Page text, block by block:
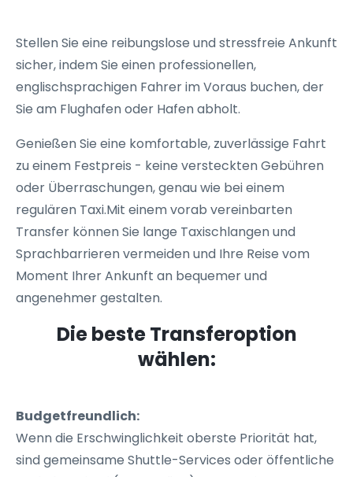
Stellen Sie eine reibungslose und stressfreie Ankunft
sicher, indem Sie einen professionellen,
englischsprachigen Fahrer im Voraus buchen, der
Sie am Flughafen oder Hafen abholt.
Genießen Sie eine komfortable, zuverlässige Fahrt
zu einem Festpreis - keine versteckten Gebühren
oder Überraschungen, genau wie bei einem
regulären Taxi.Mit einem vorab vereinbarten
Transfer können Sie lange Taxischlangen und
Sprachbarrieren vermeiden und Ihre Reise vom
Moment Ihrer Ankunft an bequemer und
angenehmer gestalten.
Die beste Transferoption
wählen:
Budgetfreundlich:
Wenn die Erschwinglichkeit oberste Priorität hat,
sind gemeinsame Shuttle-Services oder öffentliche